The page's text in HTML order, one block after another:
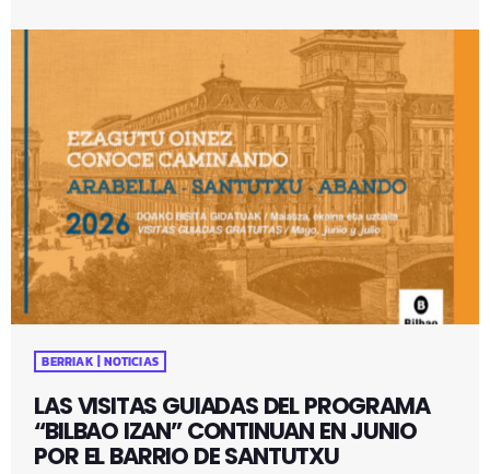
BERRIAK | NOTICIAS
LAS VISITAS GUIADAS DEL PROGRAMA
“BILBAO IZAN” CONTINUAN EN JUNIO
POR EL BARRIO DE SANTUTXU